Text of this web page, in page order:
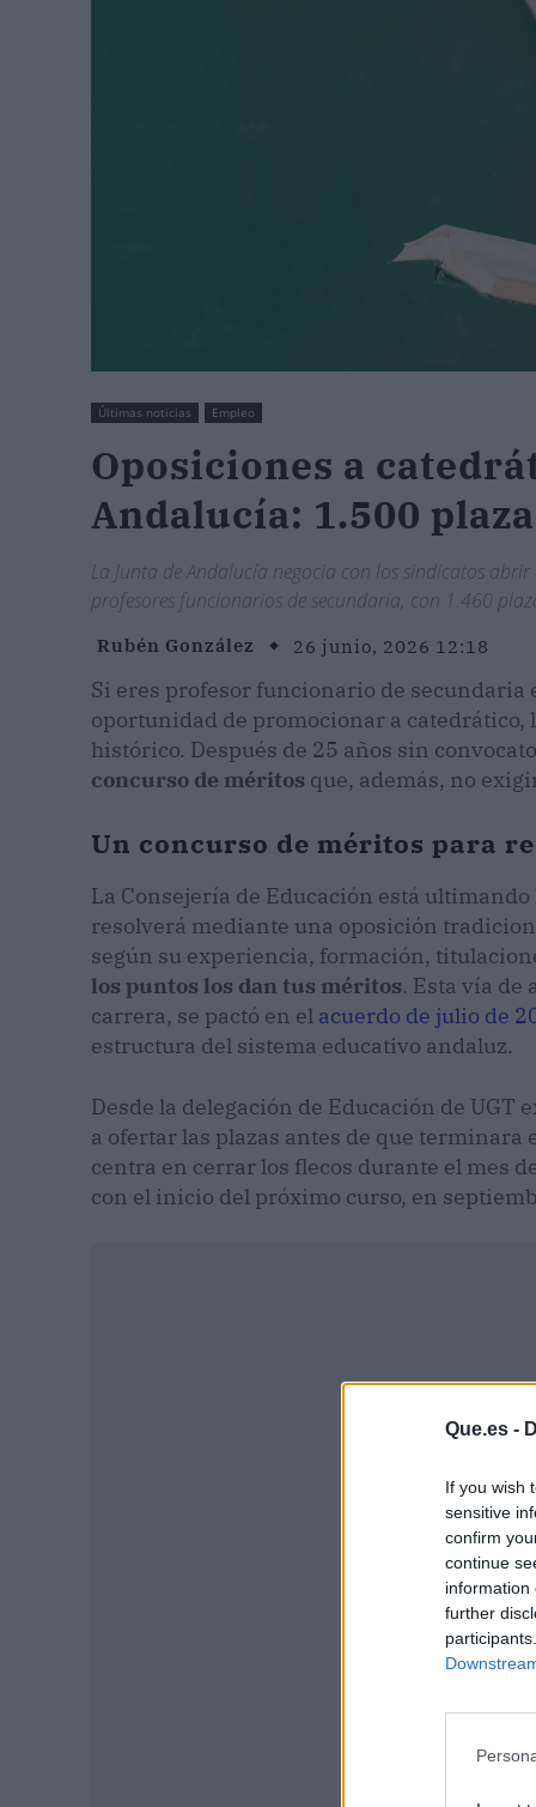
Que.es -
If you wish
sensitive
confirm
continue
information
further
Últimas noticias Empleo
Oposiciones a
Andalucía: 1.500
La Junta de Andalucía negocia con los sindicatos
profesores funcionarios de secundaria, con 1.460
Rubén González 26 junio, 2026 12:18
Si eres profesor funcionario de secundaria
oportunidad de promocionar a catedrático,
histórico. Después de 25 años sin
concurso de méritos que, además, no
Un concurso de méritos para
La Consejería de Educación está
resolverá mediante una oposición
según su experiencia, formación,
los puntos los dan tus méritos. Esta vía de
carrera, se pactó en el acuerdo de julio de
estructura del sistema educativo andaluz.
Desde la delegación de Educación de
a ofertar las plazas antes de que terminara
centra en cerrar los flecos durante el mes
con el inicio del próximo curso, en